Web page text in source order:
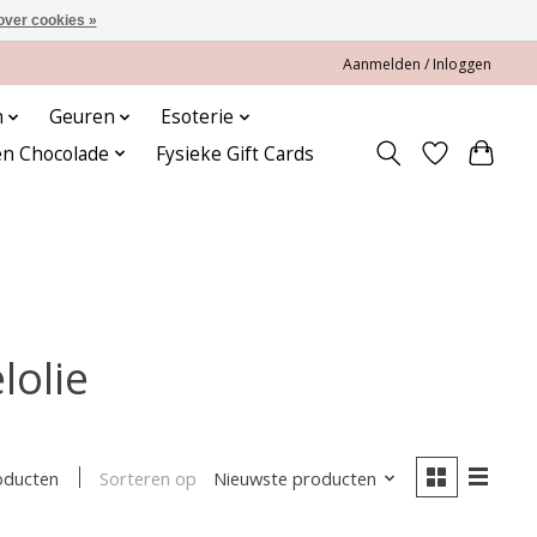
Aanmelden / Inloggen
Geuren
Esoterie
Chocolade
Fysieke Gift Cards
Sorteren op Nieuwste producten
cookies »